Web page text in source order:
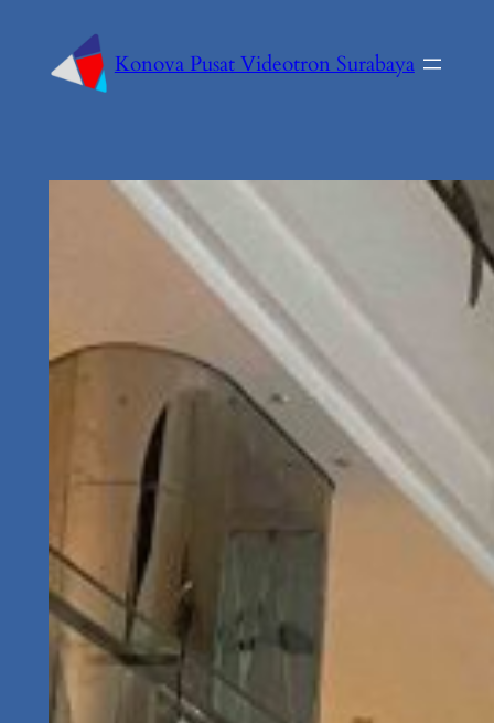
Konova Pusat Videotron Surabaya